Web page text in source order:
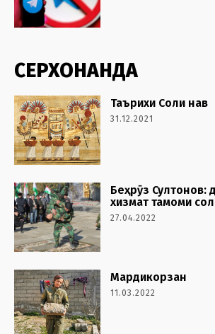
СЕРХОНАНДА
Таърихи Соли нав
31.12.2021
Беҳрӯз Султонов:
хизмат тамоми
27.04.2022
Мардикорзан
11.03.2022